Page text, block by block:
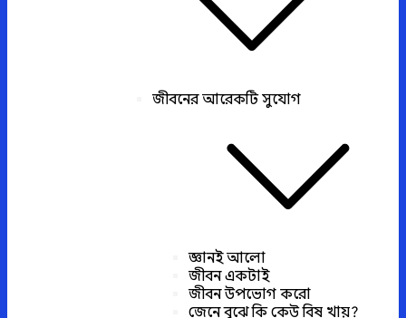
জীবনের আরেকটি সুযোগ
জ্ঞানই আলো
জীবন একটাই
জীবন উপভোগ করো
জেনে বুঝে কি কেউ বিষ খায়?